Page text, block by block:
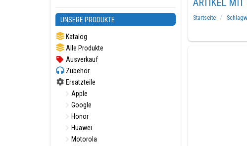
UNSERE PRODUKTE
Katalog
Alle Produkte
Ausverkauf
Zubehör
Ersatzteile
Apple
Google
Honor
Huawei
Motorola
ARTIKEL MIT
Startseite